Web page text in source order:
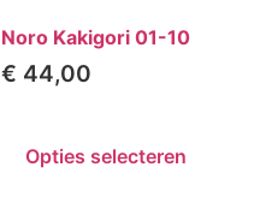
Noro Kakigori 01-10
€ 44,00
Opties selecteren